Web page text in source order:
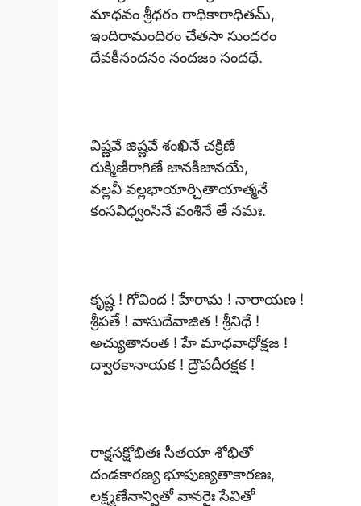
మాధవం శ్రీధరం రాధికారాధితమ్,
ఇందిరామందిరం చేతసా సుందరం
దేవకీనందనం నందజం సందధే.
విష్ణవే జిష్ణవే శంఖినే చక్రిణే
రుక్మిణీరాగిణే జానకీజానయే,
వల్లవీ వల్లభాయార్చితాయాత్మనే
కంసవిధ్వంసినే వంశినే తే నమః.
కృష్ణ ! గోవింద ! హేరామ ! నారాయణ !
శ్రీపతే ! వాసుదేవాజిత ! శ్రీనిధే !
అచ్యుతానంత ! హే మాధవాధోక్షజ !
ద్వారకానాయక ! ద్రౌపదీరక్షక !
రాక్షసక్షోభితః సీతయా శోభితో
దండకారణ్య భూపుణ్యతాకారణః,
లక్ష్మణేనాన్వితో వానరైః సేవితో